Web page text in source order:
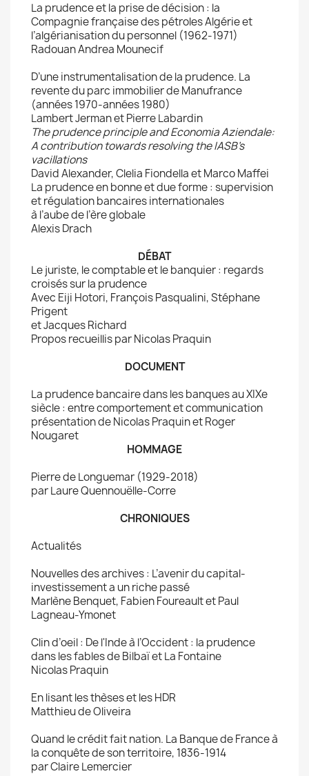
La prudence et la prise de décision : la
Compagnie française des pétroles Algérie et
l’algérianisation du personnel (1962-1971)
Radouan Andrea Mounecif
D’une instrumentalisation de la prudence. La
revente du parc immobilier de Manufrance
(années 1970-années 1980)
Lambert Jerman et Pierre Labardin
The prudence principle and Economia Aziendale:
A contribution towards resolving the IASB’s
vacillations
David Alexander, Clelia Fiondella et Marco Maffei
La prudence en bonne et due forme : supervision
et régulation bancaires internationales
à l’aube de l’ère globale
Alexis Drach
DÉBAT
Le juriste, le comptable et le banquier : regards
croisés sur la prudence
Avec Eiji Hotori, François Pasqualini, Stéphane
Prigent
et Jacques Richard
Propos recueillis par Nicolas Praquin
DOCUMENT
La prudence bancaire dans les banques au XIXe
siècle : entre comportement et communication
présentation de Nicolas Praquin et Roger
Nougaret
HOMMAGE
Pierre de Longuemar (1929-2018)
par Laure Quennouëlle-Corre
CHRONIQUES
Actualités
Nouvelles des archives : L’avenir du capital-
investissement a un riche passé
Marlène Benquet, Fabien Foureault et Paul
Lagneau-Ymonet
Clin d’oeil : De l'Inde à l’Occident : la prudence
dans les fables de Bilbaï et La Fontaine
Nicolas Praquin
En lisant les thèses et les HDR
Matthieu de Oliveira
Quand le crédit fait nation. La Banque de France à
la conquête de son territoire, 1836-1914
par Claire Lemercier